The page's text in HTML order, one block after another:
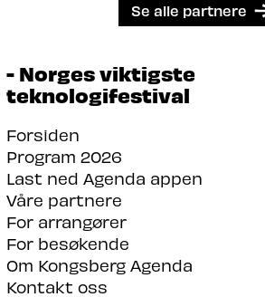
Se alle partnere
- Norges viktigste
teknologifestival
Forsiden
Program 2026
Last ned Agenda appen
Våre partnere
For arrangører
For besøkende
Om Kongsberg Agenda
Kontakt oss